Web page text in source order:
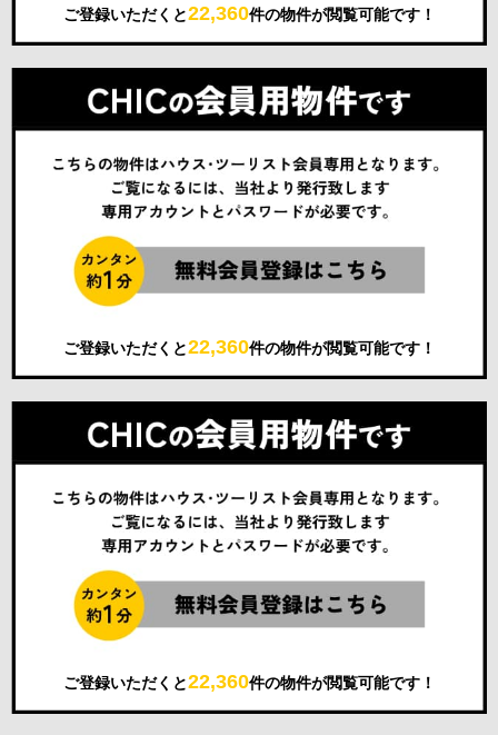
ご登録いただくと22,360件の物件が閲覧可能です！
ご登録いただくと22,360件の物件が閲覧可能です！
ご登録いただくと22,360件の物件が閲覧可能です！